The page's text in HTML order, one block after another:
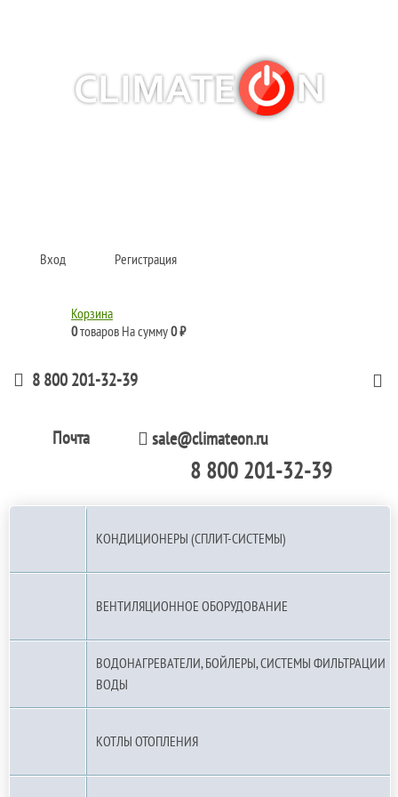
Вход Регистрация
Корзина
0товаров На сумму0 ₽
8 800 201-32-39
Почта sale@climateon.ru
8 800 201-32-39
КОНДИЦИОНЕРЫ (СПЛИТ-СИСТЕМЫ)
ВЕНТИЛЯЦИОННОЕ ОБОРУДОВАНИЕ
ВОДОНАГРЕВАТЕЛИ, БОЙЛЕРЫ, СИСТЕМЫ ФИЛЬТРАЦИИ
ВОДЫ
КОТЛЫ ОТОПЛЕНИЯ